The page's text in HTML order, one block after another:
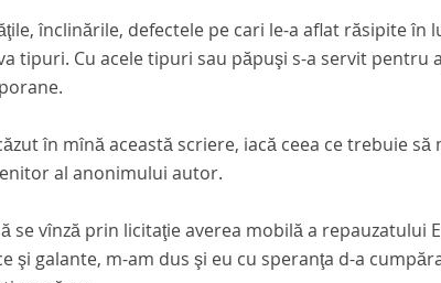
înclinările, defectele pe cari le-a aflat răsipite în
tipuri. Cu acele tipuri sau păpuşi s-a servit pentru
în mînă această scriere, iacă ceea ce trebuie
al anonimului autor.
se vînză prin licitaţie averea mobilă a repauzatului
şi galante, m-am dus şi eu cu speranţa d-a